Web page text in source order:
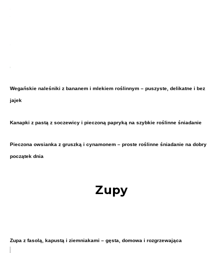
Wegańskie naleśniki z bananem i mlekiem roślinnym – puszyste, delikatne i bez
jajek
Kanapki z pastą z soczewicy i pieczoną papryką na szybkie roślinne śniadanie
Pieczona owsianka z gruszką i cynamonem – proste roślinne śniadanie na dobry
początek dnia
Zupy
Zupa z fasolą, kapustą i ziemniakami – gęsta, domowa i rozgrzewająca